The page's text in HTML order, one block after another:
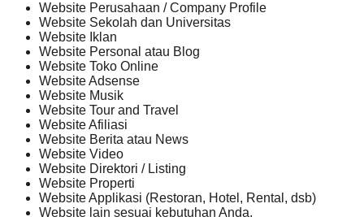
Website Perusahaan / Company Profile
Website Sekolah dan Universitas
Website Iklan
Website Personal atau Blog
Website Toko Online
Website Adsense
Website Musik
Website Tour and Travel
Website Afiliasi
Website Berita atau News
Website Video
Website Direktori / Listing
Website Properti
Website Applikasi (Restoran, Hotel, Rental, dsb)
Website lain sesuai kebutuhan Anda.